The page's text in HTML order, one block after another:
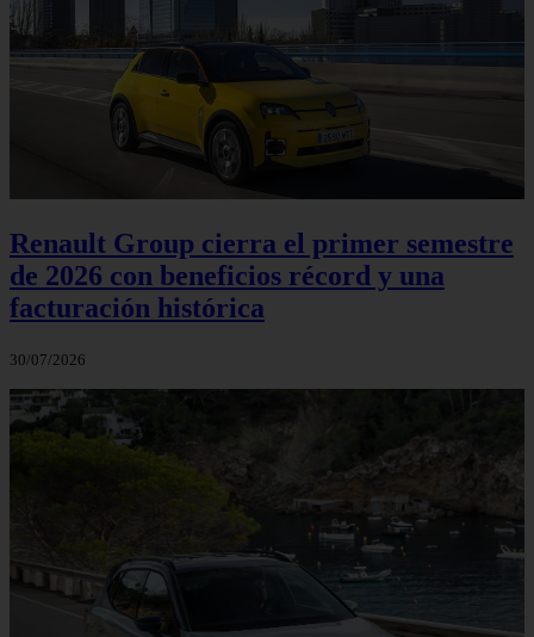
Renault Group cierra el primer semestre
de 2026 con beneficios récord y una
facturación histórica
30/07/2026